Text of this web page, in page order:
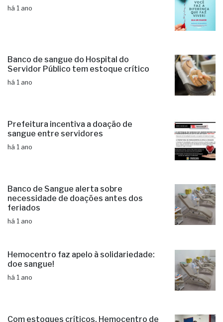
há 1 ano
Banco de sangue do Hospital do
Servidor Público tem estoque crítico
há 1 ano
Prefeitura incentiva a doação de
sangue entre servidores
há 1 ano
Banco de Sangue alerta sobre
necessidade de doações antes dos
feriados
há 1 ano
Hemocentro faz apelo à solidariedade:
doe sangue!
há 1 ano
Com estoques críticos, Hemocentro de